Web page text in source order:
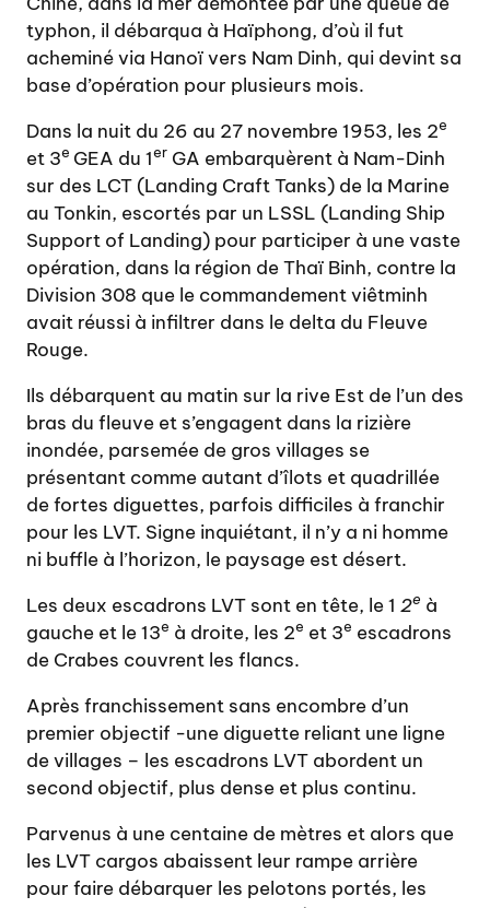
typhon, il débarqua à Haïphong, d’où il fut
acheminé via Hanoï vers Nam Dinh, qui devint sa
base d’opération pour plusieurs mois.
Dans la nuit du 26 au 27 novembre 1953, les 2e
et 3e GEA du 1er GA embarquèrent à Nam-Dinh
sur des LCT (Landing Craft Tanks) de la Marine
au Tonkin, escortés par un LSSL (Landing Ship
Support of Landing) pour participer à une vaste
opération, dans la région de Thaï Binh, contre la
Division 308 que le commandement viêtminh
avait réussi à infiltrer dans le delta du Fleuve
Rouge.
Ils débarquent au matin sur la rive Est de l’un des
bras du fleuve et s’engagent dans la rizière
inondée, parsemée de gros villages se
présentant comme autant d’îlots et quadrillée
de fortes diguettes, parfois difficiles à franchir
pour les LVT. Signe inquiétant, il n’y a ni homme
ni buffle à l’horizon, le paysage est désert.
Les deux escadrons LVT sont en tête, le 1 2e à
gauche et le 13e à droite, les 2e et 3e escadrons
de Crabes couvrent les flancs.
Après franchissement sans encombre d’un
premier objectif -une diguette reliant une ligne
de villages – les escadrons LVT abordent un
second objectif, plus dense et plus continu.
Parvenus à une centaine de mètres et alors que
les LVT cargos abaissent leur rampe arrière
pour faire débarquer les pelotons portés, les